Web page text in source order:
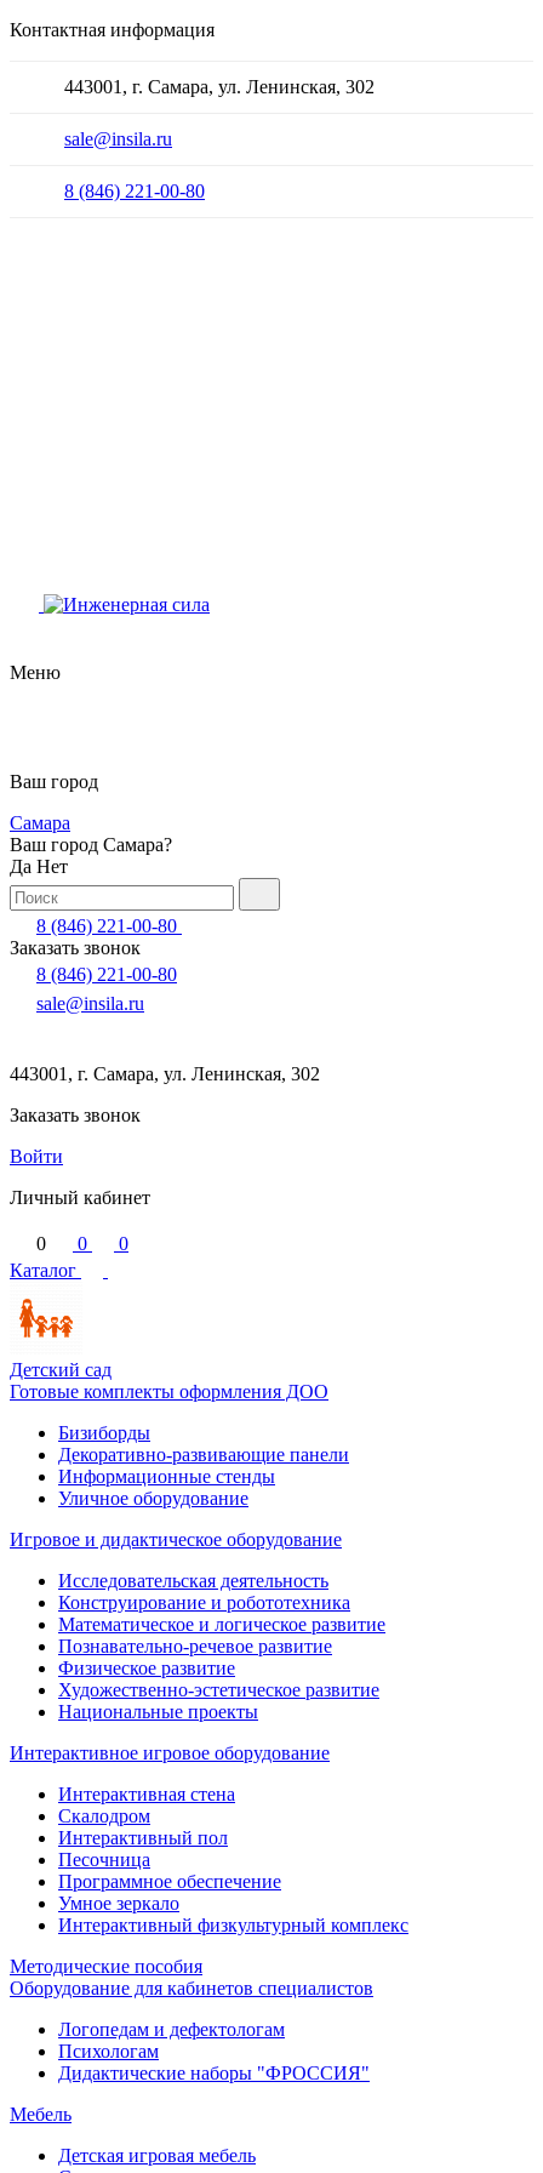
Контактная информация
443001, г. Самара, ул. Ленинская, 302
sale@insila.ru
8 (846) 221-00-80
Меню
Ваш город
Самара
Ваш город Самара?
Да Нет
8 (846) 221-00-80
Заказать звонок
8 (846) 221-00-80
sale@insila.ru
443001, г. Самара, ул. Ленинская, 302
Заказать звонок
Войти
Личный кабинет
0 0
0
Каталог
Детский сад
Готовые комплекты оформления ДОО
Бизиборды
Декоративно-развивающие панели
Информационные стенды
Уличное оборудование
Игровое и дидактическое оборудование
Исследовательская деятельность
Конструирование и робототехника
Математическое и логическое развитие
Познавательно-речевое развитие
Физическое развитие
Художественно-эстетическое развитие
Национальные проекты
Интерактивное игровое оборудование
Интерактивная стена
Скалодром
Интерактивный пол
Песочница
Программное обеспечение
Умное зеркало
Интерактивный физкультурный комплекс
Методические пособия
Оборудование для кабинетов специалистов
Логопедам и дефектологам
Психологам
Дидактические наборы "ФРОССИЯ"
Мебель
Детская игровая мебель